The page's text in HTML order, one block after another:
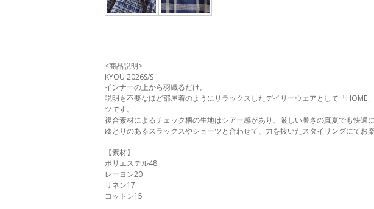
<商品説明>
KYOU 2026S/S
インナーの上から羽織るだけ。
説明も不要なほど部屋着のようにリラックスしたデイリーウェアとして「HOME
ツです。
複合素材によるチェック柄の生地はシアー感があり、厳しい暑さの真夏でも快適
ゆとりのあるスラックスやショーツと合わせて、力を抜いたスタイリングにてお楽
【素材】
ポリエステル48
レーヨン20
リネン17
コットン15